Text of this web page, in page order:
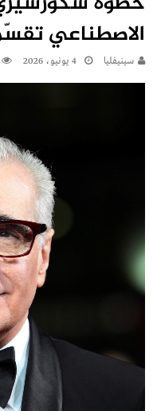
الاصطناعي
سينيفليا 4 يونيو، 2026